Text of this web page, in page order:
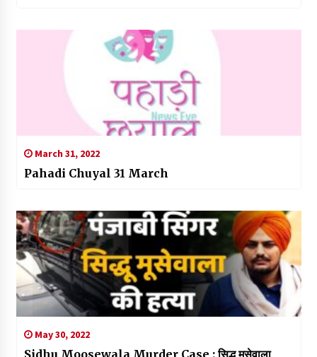
March 31, 2022
Pahadi Chuyal 31 March
May 30, 2022
Sidhu Moosewala Murder Case : सिद्धू मूसेवाला